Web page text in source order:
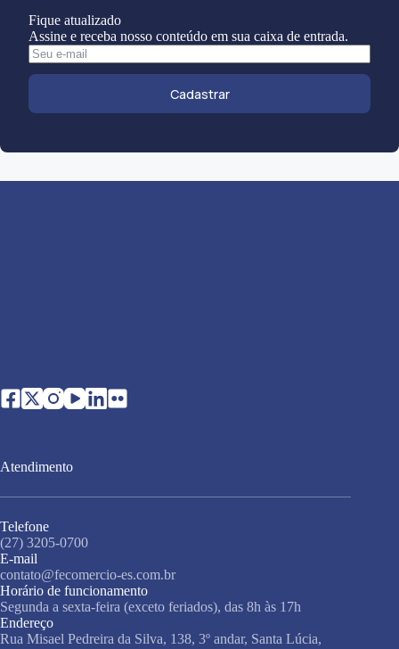
Fique atualizado
Assine e receba nosso conteúdo em sua caixa de entrada.
Cadastrar
Atendimento
Telefone
(27) 3205-0700
E-mail
contato@fecomercio-es.com.br
Horário de funcionamento
Segunda a sexta-feira (exceto feriados), das 8h às 17h
Endereço
Rua Misael Pedreira da Silva, 138, 3º andar, Santa Lúcia,